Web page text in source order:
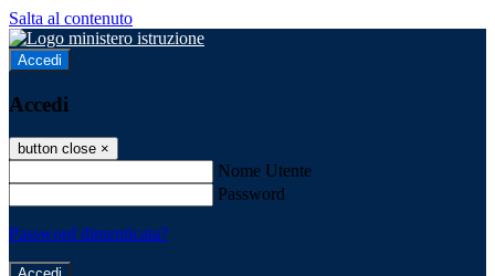
Salta al contenuto
Accedi
Accedi
button close ×
Nome Utente
Password
Password dimenticata?